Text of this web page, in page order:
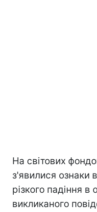
На світових
з'явилися ознаки
різкого падіння в
викликаного